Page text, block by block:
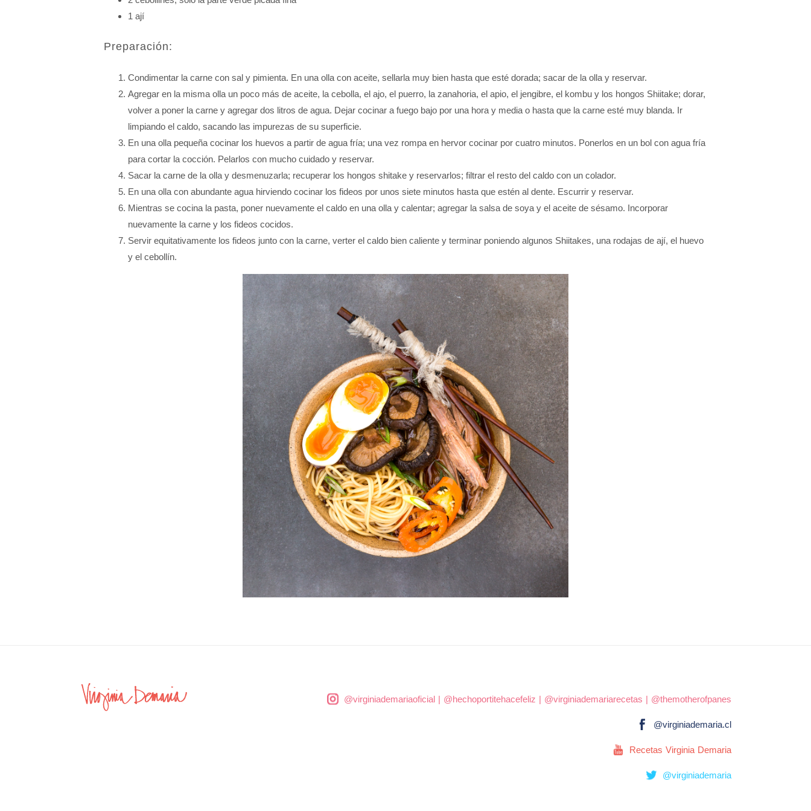
1 ají
Preparación:
Condimentar la carne con sal y pimienta. En una olla con aceite, sellarla muy bien hasta que esté dorada; sacar de la olla y reservar.
Agregar en la misma olla un poco más de aceite, la cebolla, el ajo, el puerro, la zanahoria, el apio, el jengibre, el kombu y los hongos Shiitake; dorar,
volver a poner la carne y agregar dos litros de agua. Dejar cocinar a fuego bajo por una hora y media o hasta que la carne esté muy blanda. Ir
limpiando el caldo, sacando las impurezas de su superficie.
En una olla pequeña cocinar los huevos a partir de agua fría; una vez rompa en hervor cocinar por cuatro minutos. Ponerlos en un bol con agua fría
para cortar la cocción. Pelarlos con mucho cuidado y reservar.
Sacar la carne de la olla y desmenuzarla; recuperar los hongos shitake y reservarlos; filtrar el resto del caldo con un colador.
En una olla con abundante agua hirviendo cocinar los fideos por unos siete minutos hasta que estén al dente. Escurrir y reservar.
Mientras se cocina la pasta, poner nuevamente el caldo en una olla y calentar; agregar la salsa de soya y el aceite de sésamo. Incorporar
nuevamente la carne y los fideos cocidos.
Servir equitativamente los fideos junto con la carne, verter el caldo bien caliente y terminar poniendo algunos Shiitakes, una rodajas de ají, el huevo
y el cebollín.
@virginiademariaoficial| @hechoportitehacefeliz | @virginiademariarecetas | @themotherofpanes
@virginiademaria.cl
Recetas Virginia Demaria
@virginiademaria